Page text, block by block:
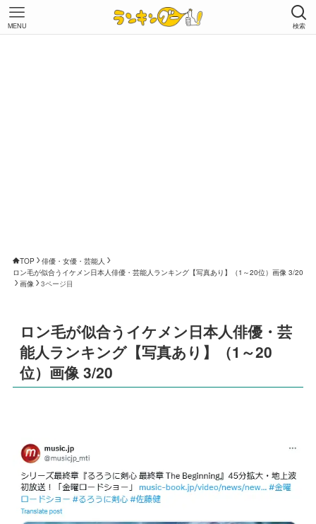
検索
MENU
TOP
俳優・女優・芸能人
ロン毛が似合うイケメン日本人俳優・芸能人ランキング【写真あり】（1～20位）画像 3/20
画像
3ページ目
ロン毛が似合うイケメン日本人俳優・芸
能人ランキング【写真あり】（1～20
位）画像 3/20